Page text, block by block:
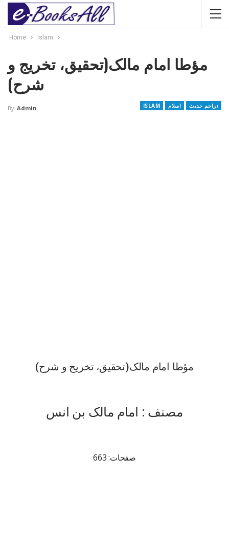
Home Islam
مؤطا امام مالک(تحقیق، تخریج و
شرح)
ISLAM اسلام تراجم حدیث By Admin
مؤطا امام مالک(تحقیق، تخریج و شرح)
مصنف : امام مالک بن انس
صفحات: 663